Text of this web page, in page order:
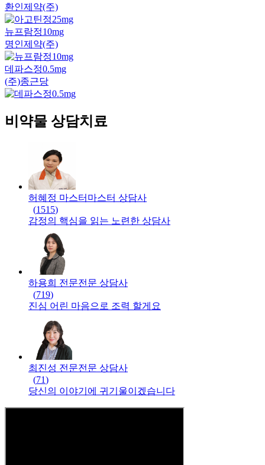
환인제약(주)
뉴프람정10mg
명인제약(주)
데파스정0.5mg
(주)종근당
비약물 상담치료
허혜정 마스터 마스터 상담사
(1515)
감정의 핵심을 읽는 노련한 상담사
하용희 전문전문 상담사
(719)
진심 어린 마음으로 조력 할게요
최진성 전문전문 상담사
(71)
당신의 이야기에 귀기울이겠습니다